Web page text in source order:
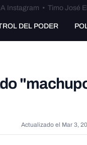
Instagram • Timo José
DEL PODER
Actualizado el Mar 3,